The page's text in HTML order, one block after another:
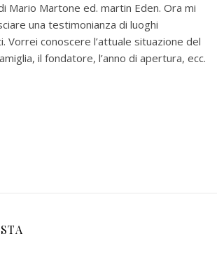
Mario Martone ed. martin Eden. Ora mi
una testimonianza di luoghi
conoscere l’attuale situazione del
il fondatore, l’anno di apertura, ecc.